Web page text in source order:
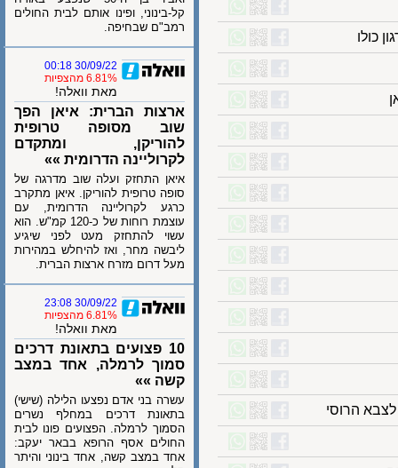
הרוסי
קל-בינוני, ופינו אותם לבית החולים
רמב"ם שבחיפה.
30/09/22 00:18
6.81% מהצפיות
מאת וואלה!
ארצות הברית: איאן הפך
שוב מסופה טרופית
להוריקן, ומתקדם
לקרוליינה הדרומית »»
איאן התחזק ועלה שוב מדרגה של
סופה טרופית להוריקן. איאן מתקרב
כרגע לקרוליינה הדרומית, עם
עוצמת רוחות של כ-120 קמ"ש. הוא
עשוי להתחזק מעט לפני שיגיע
ליבשה מחר, ואז להיחלש במהירות
מעל דרום מזרח ארצות הברית.
30/09/22 23:08
6.81% מהצפיות
מאת וואלה!
10 פצועים בתאונת דרכים
סמוך לרמלה, אחד במצב
קשה »»
עשרה בני אדם נפצעו הלילה (שישי)
בתאונת דרכים במחלף נשרים
הסמוך לרמלה. הפצועים פונו לבית
החולים אסף הרופא בבאר יעקב:
אחד במצב קשה, אחד בינוני והיתר